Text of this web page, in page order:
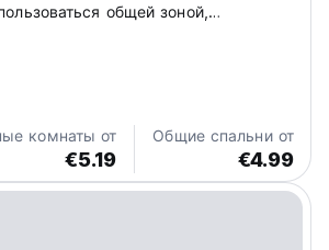
общей зоной,
мероприятиях и организовывать
царит семейная атмосфера, и вы
комнаты от
€5.19
Общие спальни от
€4.99